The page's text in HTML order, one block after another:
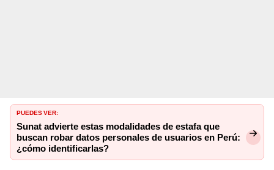
PUEDES VER:
Sunat advierte estas modalidades de estafa que
buscan robar datos personales de usuarios en Perú:
¿cómo identificarlas?